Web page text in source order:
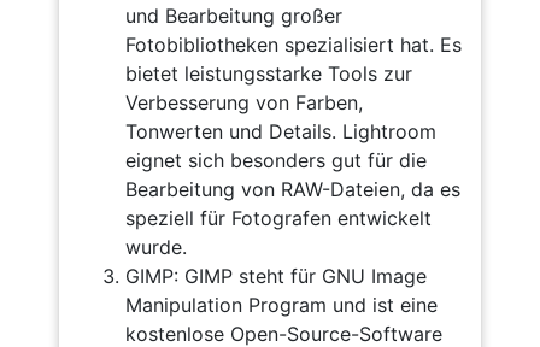
und Bearbeitung großer
Fotobibliotheken spezialisiert hat. Es
bietet leistungsstarke Tools zur
Verbesserung von Farben,
Tonwerten und Details. Lightroom
eignet sich besonders gut für die
Bearbeitung von RAW-Dateien, da es
speziell für Fotografen entwickelt
wurde.
GIMP: GIMP steht für GNU Image
Manipulation Program und ist eine
kostenlose Open-Source-Software